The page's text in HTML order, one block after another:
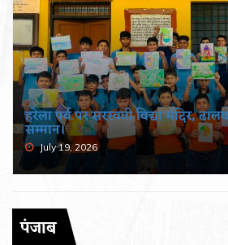
हरेला पर्व पर सरस्वती विद्या मंदिर,
सम्मान।
July 19, 2026
पंजाब